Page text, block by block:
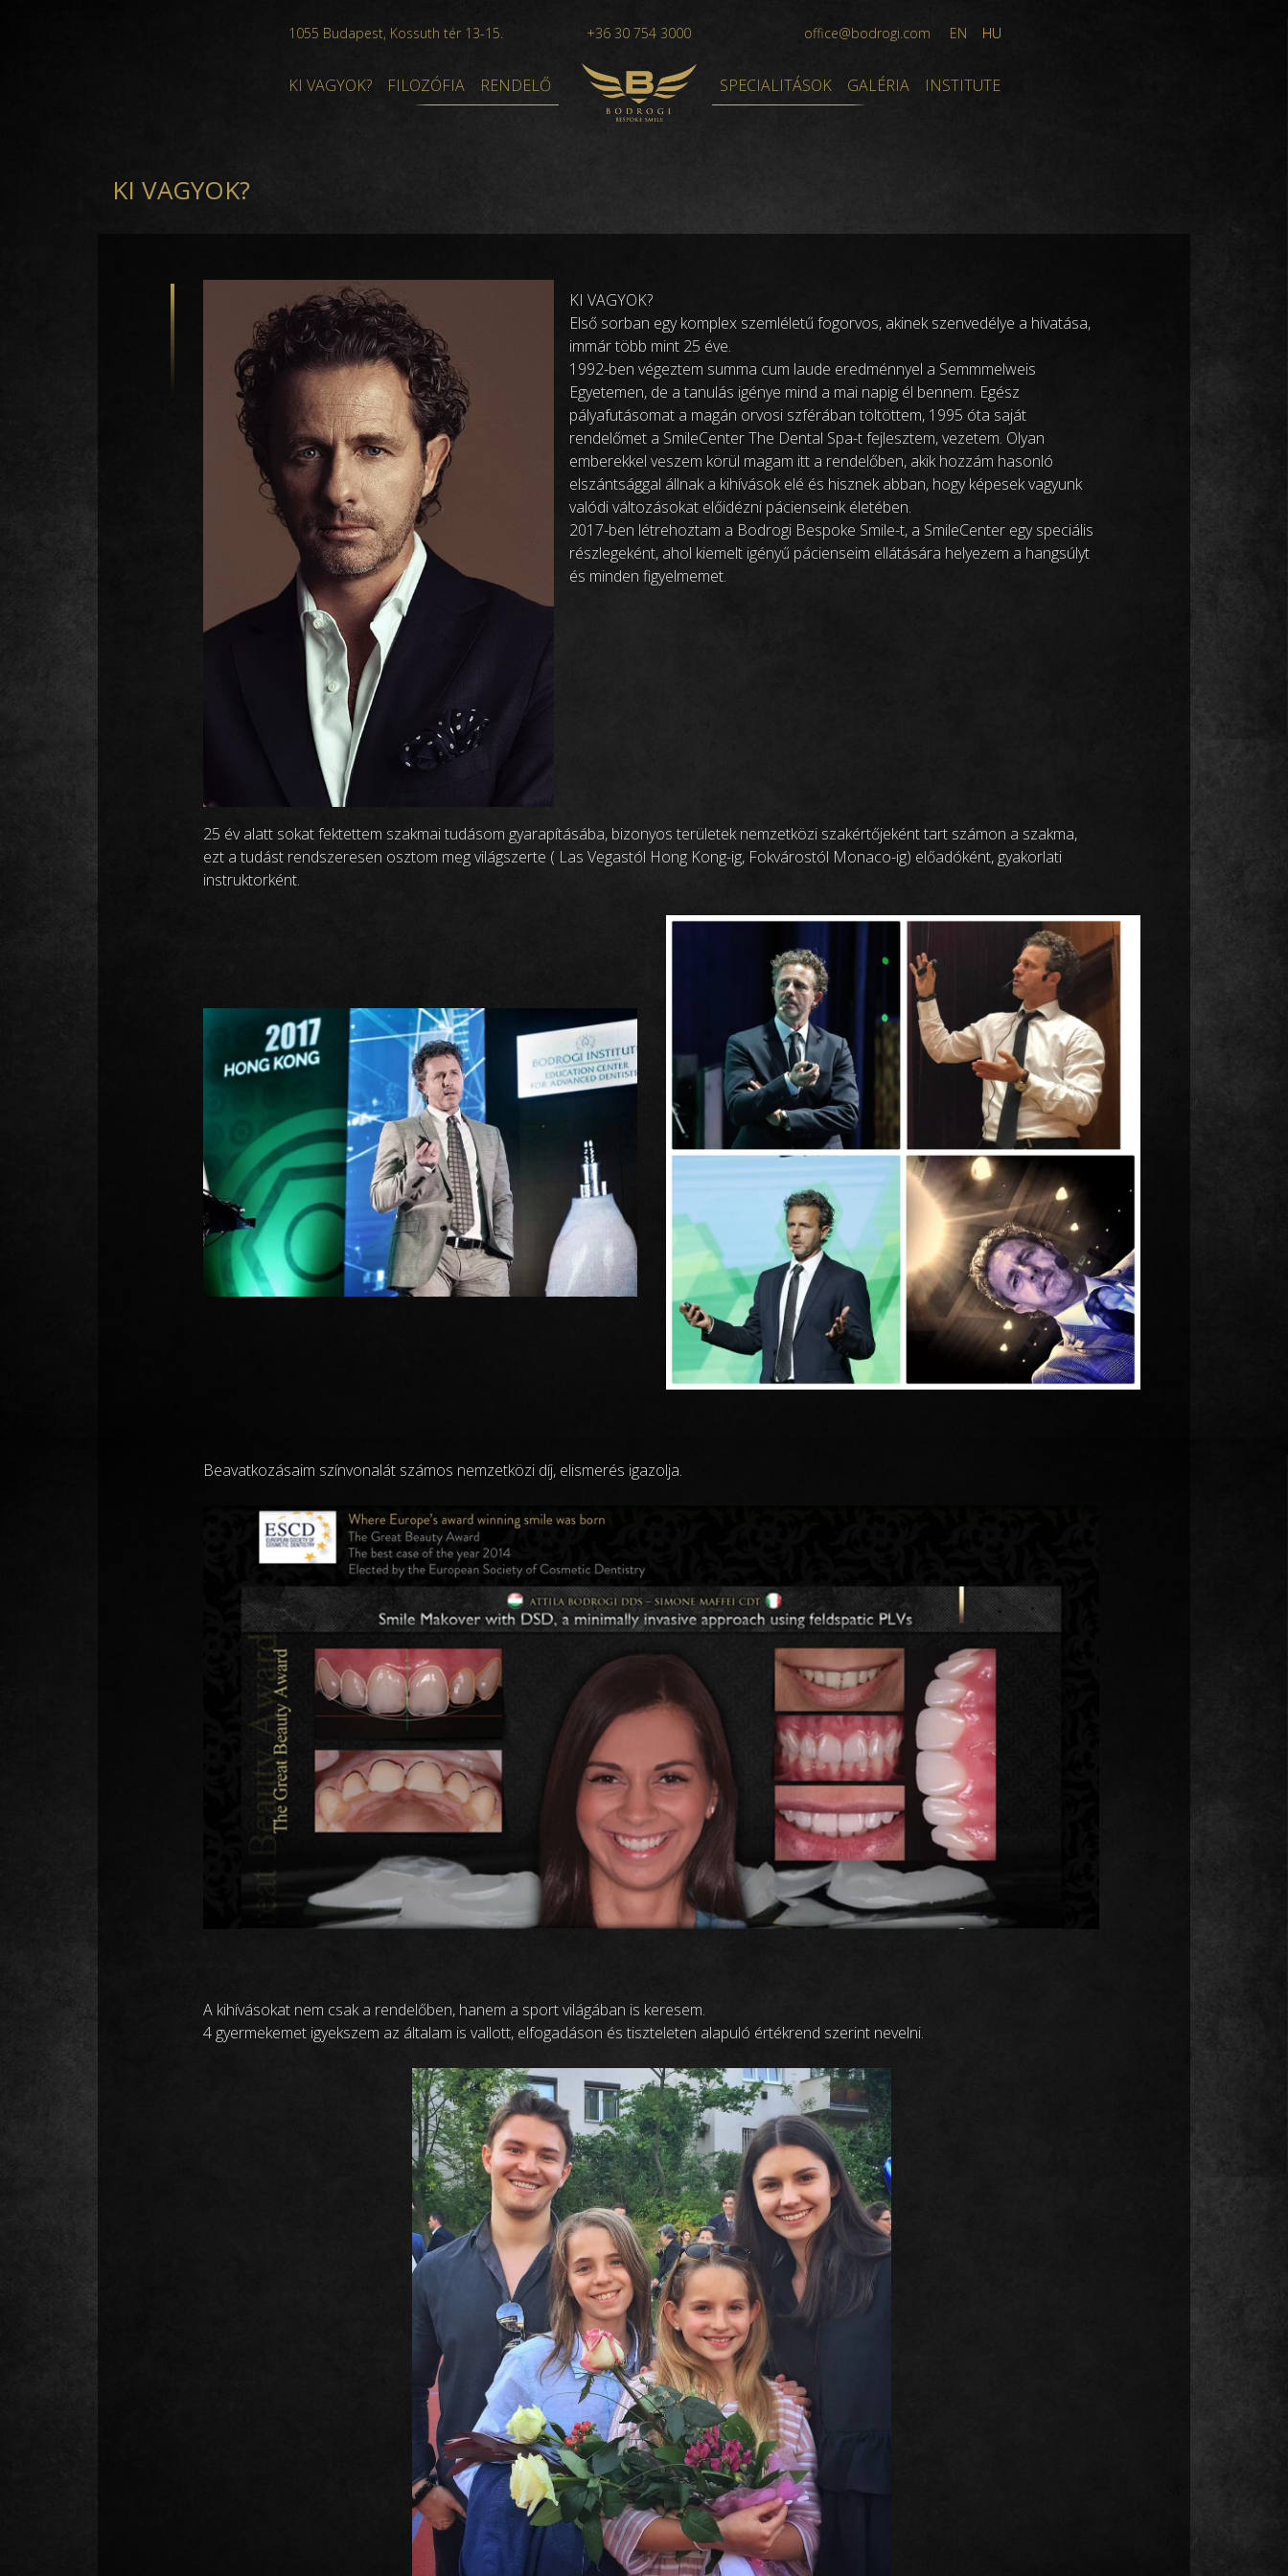
1055 Budapest, Kossuth tér 13-15. +36 30 754 3000 office@bodrogi.com EN HU
KI VAGYOK? FILOZÓFIA RENDELŐ SPECIALITÁSOK GALÉRIA INSTITUTE
KI VAGYOK?
KI VAGYOK?
Első sorban egy komplex szemléletű fogorvos, akinek szenvedélye a hivatása,
immár több mint 25 éve.
1992-ben végeztem summa cum laude eredménnyel a Semmmelweis
Egyetemen, de a tanulás igénye mind a mai napig él bennem. Egész
pályafutásomat a magán orvosi szférában töltöttem, 1995 óta saját
rendelőmet a SmileCenter The Dental Spa-t fejlesztem, vezetem. Olyan
emberekkel veszem körül magam itt a rendelőben, akik hozzám hasonló
elszántsággal állnak a kihívások elé és hisznek abban, hogy képesek vagyunk
valódi változásokat előidézni pácienseink életében.
2017-ben létrehoztam a Bodrogi Bespoke Smile-t, a SmileCenter egy speciális
részlegeként, ahol kiemelt igényű pácienseim ellátására helyezem a hangsúlyt
és minden figyelmemet.
25 év alatt sokat fektettem szakmai tudásom gyarapításába, bizonyos területek nemzetközi szakértőjeként tart számon a szakma,
ezt a tudást rendszeresen osztom meg világszerte ( Las Vegastól Hong Kong-ig, Fokvárostól Monaco-ig) előadóként, gyakorlati
instruktorként.
Beavatkozásaim színvonalát számos nemzetközi díj, elismerés igazolja.
A kihívásokat nem csak a rendelőben, hanem a sport világában is keresem.
4 gyermekemet igyekszem az általam is vallott, elfogadáson és tiszteleten alapuló értékrend szerint nevelni.